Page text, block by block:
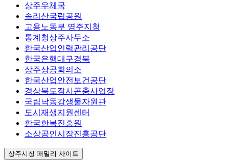
상주우체국
속리산국립공원
고용노동부 영주지청
통계청상주사무소
한국산업인력관리공단
한국은행대구경북
상주상공회의소
한국산업안전보건공단
경상북도잠사곤충사업장
국립낙동강생물자원관
도시재생지원센터
한국한복진흥원
소상공인시장진흥공단
상주시청 패밀리 사이트